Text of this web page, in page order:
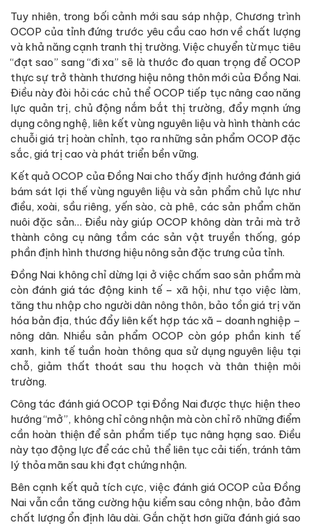
Tuy nhiên, trong bối cảnh mới sau sáp nhập, Chương trình
OCOP của tỉnh đứng trước yêu cầu cao hơn về chất lượng
và khả năng cạnh tranh thị trường. Việc chuyển từ mục tiêu
“đạt sao” sang “đi xa” sẽ là thước đo quan trọng để OCOP
thực sự trở thành thương hiệu nông thôn mới của Đồng Nai.
Điều này đòi hỏi các chủ thể OCOP tiếp tục nâng cao năng
lực quản trị, chủ động nắm bắt thị trường, đẩy mạnh ứng
dụng công nghệ, liên kết vùng nguyên liệu và hình thành các
chuỗi giá trị hoàn chỉnh, tạo ra những sản phẩm OCOP đặc
sắc, giá trị cao và phát triển bền vững.
Kết quả OCOP của Đồng Nai cho thấy định hướng đánh giá
bám sát lợi thế vùng nguyên liệu và sản phẩm chủ lực như
điều, xoài, sầu riêng, yến sào, cà phê, các sản phẩm chăn
nuôi đặc sản… Điều này giúp OCOP không dàn trải mà trở
thành công cụ nâng tầm các sản vật truyền thống, góp
phần định hình thương hiệu nông sản đặc trưng của tỉnh.
Đồng Nai không chỉ dừng lại ở việc chấm sao sản phẩm mà
còn đánh giá tác động kinh tế – xã hội, như tạo việc làm,
tăng thu nhập cho người dân nông thôn, bảo tồn giá trị văn
hóa bản địa, thúc đẩy liên kết hợp tác xã – doanh nghiệp –
nông dân. Nhiều sản phẩm OCOP còn góp phần kinh tế
xanh, kinh tế tuần hoàn thông qua sử dụng nguyên liệu tại
chỗ, giảm thất thoát sau thu hoạch và thân thiện môi
trường.
Công tác đánh giá OCOP tại Đồng Nai được thực hiện theo
hướng “mở”, không chỉ công nhận mà còn chỉ rõ những điểm
cần hoàn thiện để sản phẩm tiếp tục nâng hạng sao. Điều
này tạo động lực để các chủ thể liên tục cải tiến, tránh tâm
lý thỏa mãn sau khi đạt chứng nhận.
Bên cạnh kết quả tích cực, việc đánh giá OCOP của Đồng
Nai vẫn cần tăng cường hậu kiểm sau công nhận, bảo đảm
chất lượng ổn định lâu dài. Gắn chặt hơn giữa đánh giá sao